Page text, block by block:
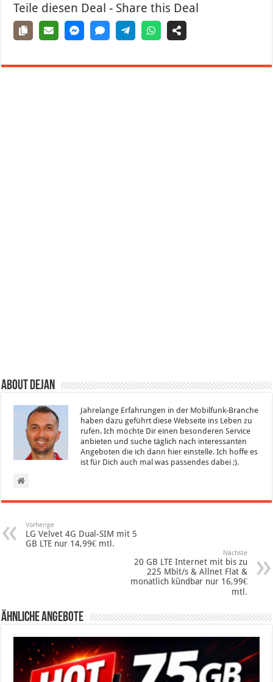
Teile diesen Deal - Share this Deal
About Dejan
Jahrelange Erfahrungen in der Mobilfunk-Branche
haben dazu geführt diese Webseite ins Leben zu
rufen. Ich möchte Dir einen besonderen Service
anbieten und suche täglich nach interessanten
Angeboten die ich dann hier einstelle. Ich hoffe es
ist für Dich auch mal was passendes dabei ;).
Vorherige
LG Velvet 4G Dual-SIM mit 5
GB LTE nur 14,99€ mtl.
Nächste
20 GB LTE Internet mit bis zu
225 Mbit/s & Allnet Flat &
monatlich kündbar nur 16,99€
mtl.
Ähnliche Angebote